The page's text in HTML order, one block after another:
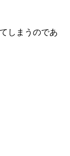
しまうのであ